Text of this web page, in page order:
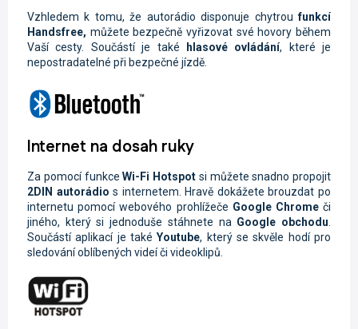
Vzhledem k tomu, že autorádio disponuje chytroufunkcí
Handsfree, můžete bezpečně vyřizovat své hovory během
Vaší cesty. Součástí je také
hlasové ovládání, které je
nepostradatelné při bezpečné jízdě.
Internet na dosah ruky
Za pomocí funkceWi-Fi Hotspot si můžete snadno propojit
2DIN autorádio s internetem. Hravě dokážete brouzdat po
internetu pomocí webového prohlížeče Google Chromeči
jiného, který si jednoduše stáhnete na Google obchodu
Součástí aplikací je takéYoutube, který se skvěle hodí pro
sledování oblíbených videí či videoklipů.